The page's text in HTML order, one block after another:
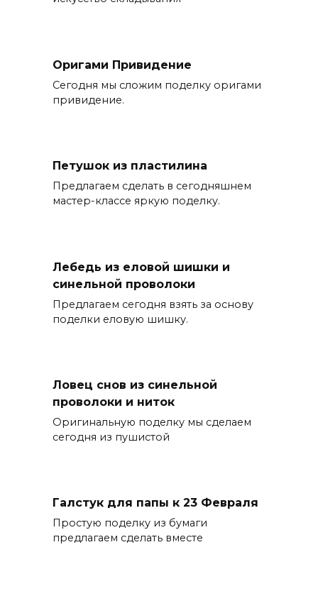
Оригами Привидение
Сегодня мы сложим поделку оригами
привидение.
Петушок из пластилина
Предлагаем сделать в сегодняшнем
мастер-классе яркую поделку.
Лебедь из еловой шишки и
синельной проволоки
Предлагаем сегодня взять за основу
поделки еловую шишку.
Ловец снов из синельной
проволоки и ниток
Оригинальную поделку мы сделаем
сегодня из пушистой
Галстук для папы к 23 Февраля
Простую поделку из бумаги
предлагаем сделать вместе